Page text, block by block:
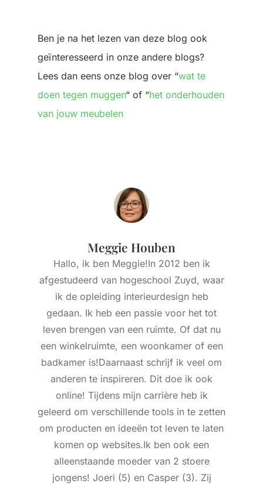
Ben je na het lezen van deze blog ook
geïnteresseerd in onze andere blogs?
Lees dan eens onze blog over “wat te
doen tegen muggen“ of “het onderhouden
van jouw meubelen
Meggie Houben
Hallo, ik ben Meggie!In 2012 ben ik
afgestudeerd van hogeschool Zuyd, waar
ik de opleiding interieurdesign heb
gedaan. Ik heb een passie voor het tot
leven brengen van een ruimte. Of dat nu
een winkelruimte, een woonkamer of een
badkamer is!Daarnaast schrijf ik veel om
anderen te inspireren. Dit doe ik ook
online! Tijdens mijn carrière heb ik
geleerd om verschillende tools in te zetten
om producten en ideeën tot leven te laten
komen op websites.Ik ben ook een
alleenstaande moeder van 2 stoere
jongens! Joeri (5) en Casper (3). Zij